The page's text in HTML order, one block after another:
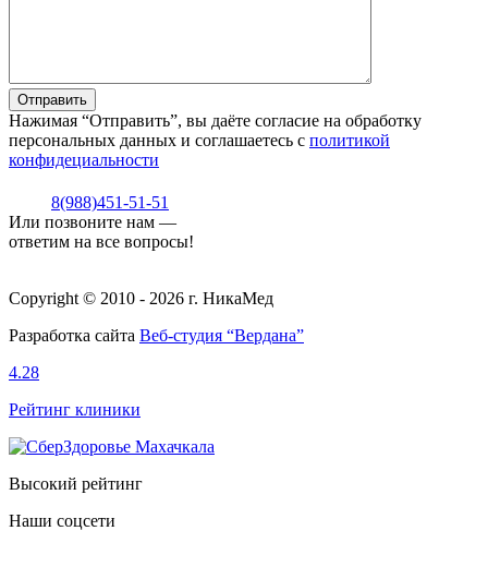
Нажимая “Отправить”, вы даёте согласие на обработку
персональных данных и соглашаетесь с политикой
конфидециальности
8(988)451-51-51
Или позвоните нам —
ответим на все вопросы!
Copyright © 2010 - 2026 г. НикаМед
Разработка сайта Веб-студия “Вердана”
4.28
Рейтинг клиники
Высокий рейтинг
Наши соцсети